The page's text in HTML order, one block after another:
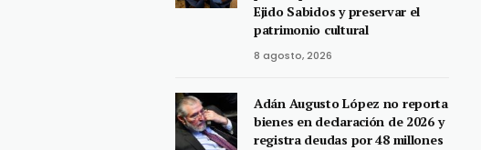
Ejido Sabidos y preservar el
patrimonio cultural
8 agosto, 2026
Adán Augusto López no reporta
bienes en declaración de 2026 y
registra deudas por 48 millones